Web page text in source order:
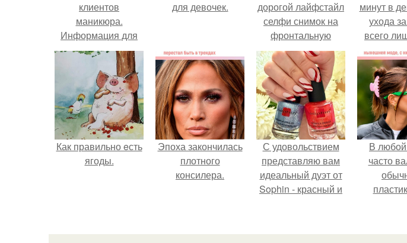
клиентов
маникюра.
Информация для
моих дорогих и
уважаемых
клиентов.
для девочек.
дорогой лайфстайл
селфи снимок на
фронтальную
камеру.
минут в
ухода
всего
минут
Как правильно eсть
ягоды.
Эпоха закончилась
плотного
консилера.
С удовольствием
представляю вам
идеальный дуэт от
Sophin - красный и
номер 0262.
В
часто